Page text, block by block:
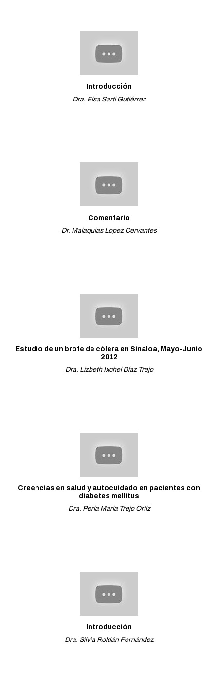
Introducción
Dra. Elsa Sarti Gutiérrez
Comentario
Dr. Malaquias Lopez Cervantes
Estudio de un brote de cólera en Sinaloa, Mayo-Junio
2012
Dra. Lizbeth Ixchel Díaz Trejo
Creencias en salud y autocuidado en pacientes con
diabetes mellitus
Dra. Perla María Trejo Ortíz
Introducción
Dra. Silvia Roldán Fernández